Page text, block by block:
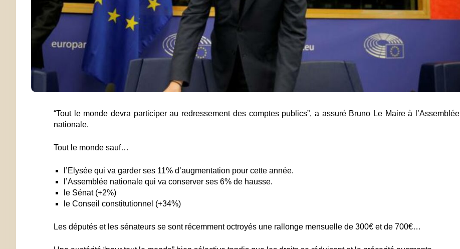
“Tout le monde devra participer au redressement des comptes publics”, a assuré Bruno Le Maire à l’Assemblée
nationale.
Tout le monde sauf…
l’Elysée qui va garder ses 11% d’augmentation pour cette année.
l’Assemblée nationale qui va conserver ses 6% de hausse.
le Sénat (+2%)
le Conseil constitutionnel (+34%)
Les députés et les sénateurs se sont récemment octroyés une rallonge mensuelle de 300€ et de 700€…